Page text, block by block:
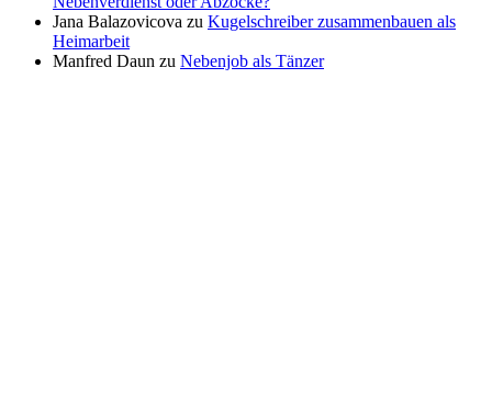
Jana Balazovicova zu Kugelschreiber zusammenbauen als
Heimarbeit
Manfred Daun zu Nebenjob als Tänzer